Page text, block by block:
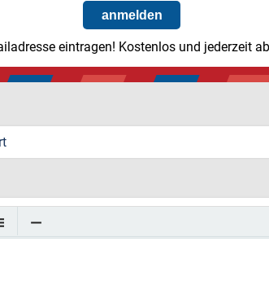
eintragen! Kostenlos und jederzeit